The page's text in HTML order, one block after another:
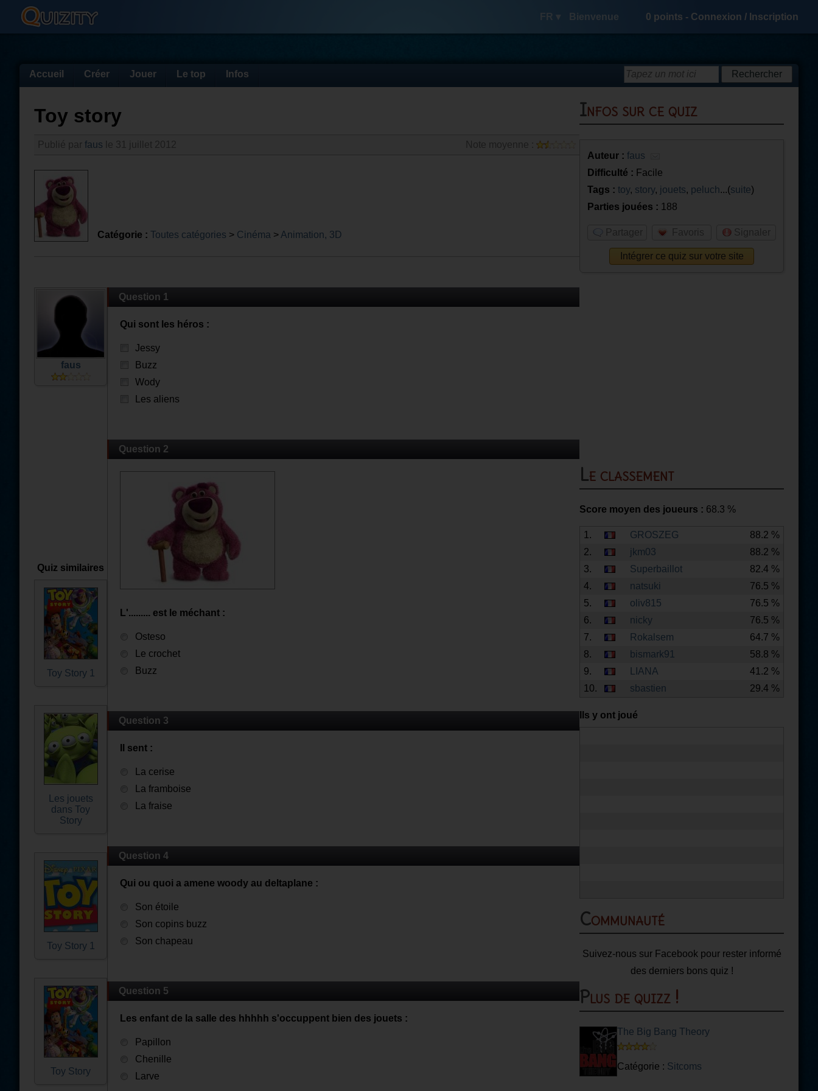
FR ▾ Bienvenue 0 points - Connexion / Inscription
Accueil Créer Jouer Le top Infos
Toy story
faus
Catégorie : Toutes catégories > Cinéma > Animation, 3D
faus
Quiz similaires
Toy Story 1
Les jouets
dans Toy
Story
Toy Story 1
Toy Story
Question 1
Qui sont les héros :
Jessy
Buzz
Wody
Les aliens
Question 2
L'......... est le méchant :
Osteso
Le crochet
Buzz
Question 3
Il sent :
La cerise
La framboise
La fraise
Question 4
Qui ou quoi a amene woody au deltaplane :
Son étoile
Son copins buzz
Son chapeau
Question 5
Les enfant de la salle des hhhhh s'occuppent bien des jouets :
Papillon
Chenille
Larve
Infos sur ce quiz
Auteur : faus
Difficulté : Facile
Tags : toy, story, jouets, peluch...(suite)
Parties jouées : 188
Partager Favoris Signaler
Intégrer ce quiz sur votre site
Le classement
Score moyen des joueurs : 68.3 %
1. GROSZEG
88.2 %
2.
jkm03
88.2 %
3.
Superbaillot
82.4 %
4.
natsuki
76.5 %
5.
oliv815
76.5 %
6.
nicky
76.5 %
7.
Rokalsem
64.7 %
8.
bismark91
58.8 %
9.
LIANA
41.2 %
10.
sbastien 29.4 %
Ils y ont joué
Communauté
Suivez-nous sur Facebook pour rester informé
des derniers bons quiz !
Plus de quizz !
The Big Bang Theory
Catégorie : Sitcoms